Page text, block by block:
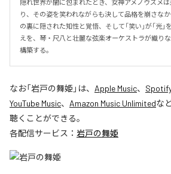
隠れ世界が闇に包まれたとき、女神アメノウズメ
り、その姿を笑われながらも決して品格を崩さな
の裏に隠された知性と覚悟、そして「笑い」が「光
えを、琴・尺八と壮麗な弦楽オーケストラが織り
構築する。
なお「岩戸の舞姫 」は、 Apple Music、
YouTube Music、 Amazon Music Unlimitedな
聴くことができる。
各配信サービス： 岩戸の舞姫